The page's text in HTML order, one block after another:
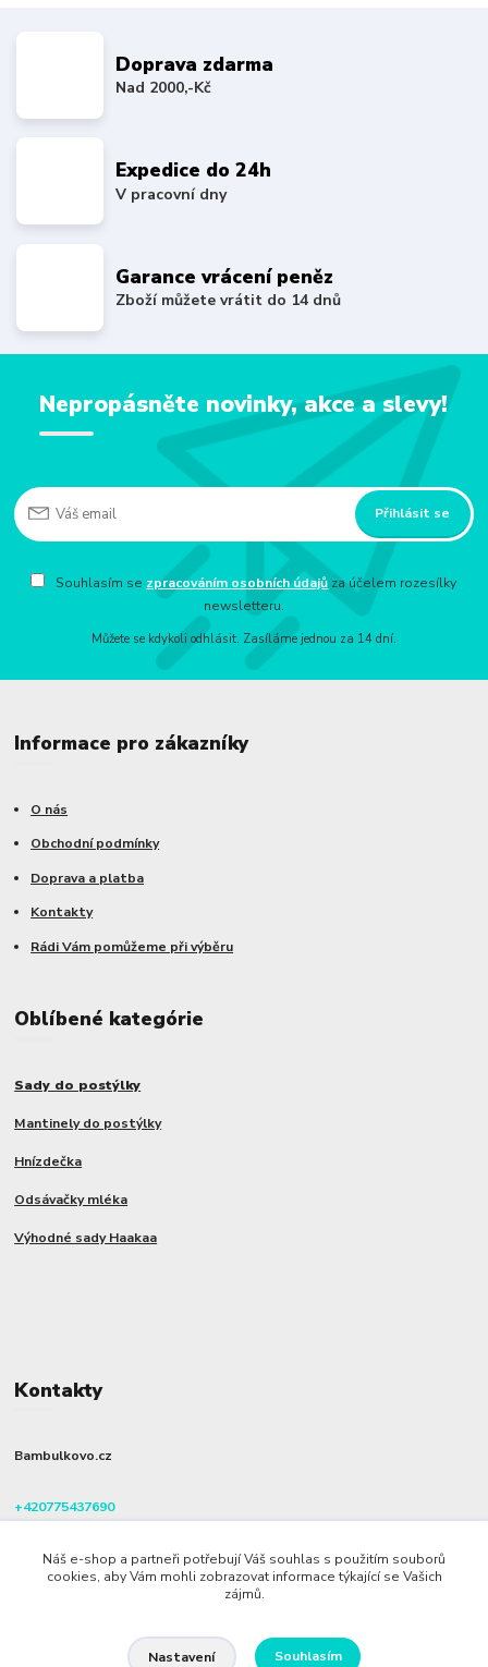
Doprava zdarma
Nad 2000,-Kč
Expedice do 24h
V pracovní dny
Garance vrácení peněz
Zboží můžete vrátit do 14 dnů
Nepropásněte novinky, akce a slevy!
Přihlásit se
Souhlasím se zpracováním osobních údajů za účelem rozesílky
newsletteru.
Můžete se kdykoli odhlásit. Zasíláme jednou za 14 dní.
Informace pro zákazníky
O nás
Obchodní podmínky
Doprava a platba
Kontakty
Rádi Vám pomůžeme při výběru
Oblíbené kategórie
Sady do postýlky
Mantinely do postýlky
Hnízdečka
Odsávačky mléka
Výhodné sady Haakaa
Kontakty
Bambulkovo.cz
+420775437690
info@bambulkovo.cz
Náš e-shop a partneři potřebují Váš souhlas s použitím souborů
cookies, aby Vám mohli zobrazovat informace týkající se Vašich
zájmů.
Nastavení Souhlasím